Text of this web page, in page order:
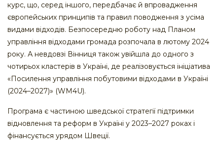
курс, що, серед іншого, передбачає й впровадження
європейських принципів та правил поводження з усіма
видами відходів. Безпосередню роботу над Планом
управління відходами громада розпочала в лютому 2024
року. А невдовзі Вінниця також увійшла до одного з
чотирьох кластерів в Україні, де реалізовується ініціатива
«Посилення управління побутовими відходами в Україні
(2024–2027)» (WM4U).
Програма є частиною шведської стратегії підтримки
відновлення та реформ в Україні у 2023–2027 роках і
фінансується урядом Швеції.